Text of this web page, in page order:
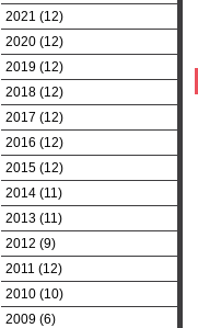
2021 (12)
2020 (12)
2019 (12)
2018 (12)
2017 (12)
2016 (12)
2015 (12)
2014 (11)
2013 (11)
2012 (9)
2011 (12)
2010 (10)
2009 (6)